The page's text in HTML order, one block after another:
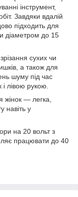
інструмент,
Завдяки вдалій
підходить для
діаметром до 15
сухих чи
а також для
шуму під час
лівою рукою.
жінок — легка,
навіть у
на 20 вольт з
працювати до 40